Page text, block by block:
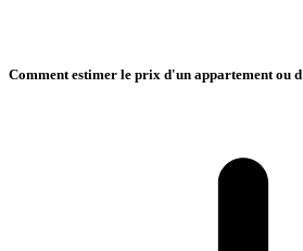
Comment estimer le prix d'un appartement ou